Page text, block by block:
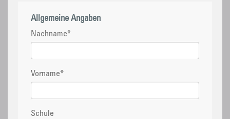
Allgemeine Angaben
Nachname*
Vorname*
Schule